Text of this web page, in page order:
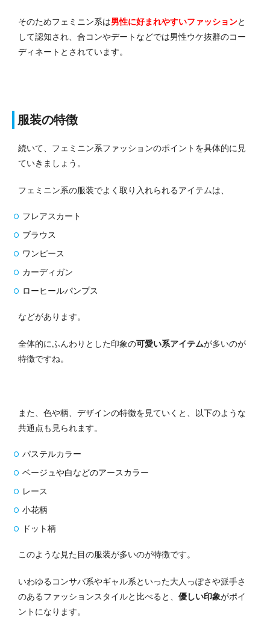
そのためフェミニン系は男性に好まれやすいファッションと
して認知され、合コンやデートなどでは男性ウケ抜群のコー
ディネートとされています。
服装の特徴
続いて、フェミニン系ファッションのポイントを具体的に見
ていきましょう。
フェミニン系の服装でよく取り入れられるアイテムは、
フレアスカート
ブラウス
ワンピース
カーディガン
ローヒールパンプス
などがあります。
全体的にふんわりとした印象の可愛い系アイテムが多いのが
特徴ですね。
また、色や柄、デザインの特徴を見ていくと、以下のような
共通点も見られます。
パステルカラー
ベージュや白などのアースカラー
レース
小花柄
ドット柄
このような見た目の服装が多いのが特徴です。
いわゆるコンサバ系やギャル系といった大人っぽさや派手さ
のあるファッションスタイルと比べると、 優しい印象がポイ
ントになります。